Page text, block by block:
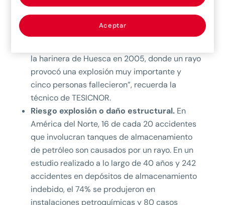
Integridad de las personas.Sin ser
varios ejemplos. “El accidente industrial que
la harinera de Huesca en 2005, donde un rayo
provocó una explosión muy importante y
cinco personas fallecieron”, recuerda la
técnico de TESICNOR.
Riesgo explosión o daño estructural.En
América del Norte, 16 de cada 20 accidentes
que involucran tanques de almacenamiento
de petróleo son causados por un rayo. En un
estudio realizado a lo largo de 40 años y 242
accidentes en depósitos de almacenamiento
indebido, el 74% se produjeron en
instalaciones petroquímicas y 80 casos
Aceptar